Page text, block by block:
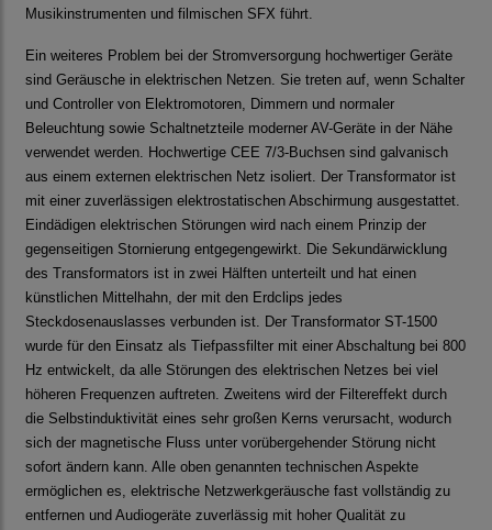
Musikinstrumenten und filmischen SFX führt.
Ein weiteres Problem bei der Stromversorgung hochwertiger Geräte
sind Geräusche in elektrischen Netzen. Sie treten auf, wenn Schalter
und Controller von Elektromotoren, Dimmern und normaler
Beleuchtung sowie Schaltnetzteile moderner AV-Geräte in der Nähe
verwendet werden. Hochwertige CEE 7/3-Buchsen sind galvanisch
aus einem externen elektrischen Netz isoliert. Der Transformator ist
mit einer zuverlässigen elektrostatischen Abschirmung ausgestattet.
Eindädigen elektrischen Störungen wird nach einem Prinzip der
gegenseitigen Stornierung entgegengewirkt. Die Sekundärwicklung
des Transformators ist in zwei Hälften unterteilt und hat einen
künstlichen Mittelhahn, der mit den Erdclips jedes
Steckdosenauslasses verbunden ist. Der Transformator ST-1500
wurde für den Einsatz als Tiefpassfilter mit einer Abschaltung bei 800
Hz entwickelt, da alle Störungen des elektrischen Netzes bei viel
höheren Frequenzen auftreten. Zweitens wird der Filtereffekt durch
die Selbstinduktivität eines sehr großen Kerns verursacht, wodurch
sich der magnetische Fluss unter vorübergehender Störung nicht
sofort ändern kann. Alle oben genannten technischen Aspekte
ermöglichen es, elektrische Netzwerkgeräusche fast vollständig zu
entfernen und Audiogeräte zuverlässig mit hoher Qualität zu